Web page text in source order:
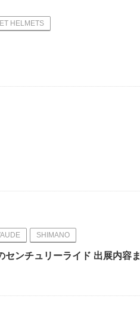
HELMETS
SHIMANO
ンチュリーライド 出展内容ま